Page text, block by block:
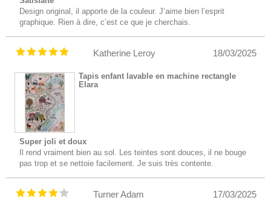
Design original, il apporte de la couleur. J’aime bien l’esprit
graphique. Rien à dire, c’est ce que je cherchais.
18/03/2025
Katherine Leroy
Tapis enfant lavable en machine rectangle
Elara
Super joli et doux
Il rend vraiment bien au sol. Les teintes sont douces, il ne bouge
pas trop et se nettoie facilement. Je suis très contente.
17/03/2025
Turner Adam